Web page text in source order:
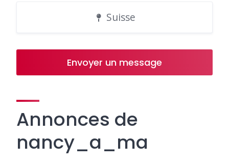
Suisse
Envoyer un message
Annonces de
nancy_a_ma